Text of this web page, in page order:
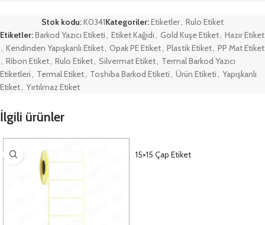
Stok kodu:K0341Kategoriler:Etiketler, Rulo Etiket
Etiketler:Barkod Yazıcı Etiketi, Etiket Kağıdı, Gold Kuşe Etiket, Hazır Etiket
, Kendinden Yapışkanlı Etiket, Opak PE Etiket, Plastik Etiket, PP Mat Etiket
, Ribon Etiket, Rulo Etiket, Silvermat Etiket, Termal Barkod Yazıcı
Etiketleri, Termal Etiket, Toshiba Barkod Etiketi, Ürün Etiketi, Yapışkanlı
Etiket, Yırtılmaz Etiket
İlgili ürünler
15×15 Çap Etiket